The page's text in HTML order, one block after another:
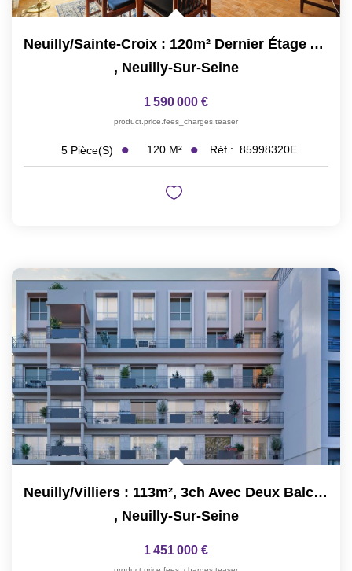
Neuilly/Sainte-Croix : 120m² Dernier Étage Avec Terrasse...
, Neuilly-Sur-Seine
1 590 000 €
product.price.fees_charges.teaser
5 Pièce(s) 120 M² Réf : 85998320E
Neuilly/Villiers : 113m², 3ch Avec Deux Balcons, Immeuble...
, Neuilly-Sur-Seine
1 451 000 €